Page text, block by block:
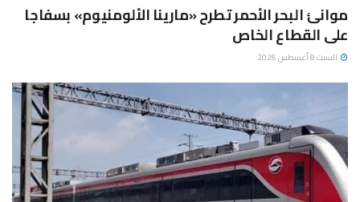
موانئ البحر الأحمر تطرح «مارينا الألومنيوم» بسفاجا
على القطاع الخاص
السبت 8 أغسطس 2026